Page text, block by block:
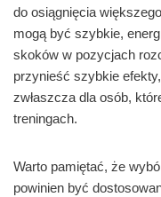
do osiągnięcia
mogą być szybkie,
skoków w pozycjach
przynieść szybkie
zwłaszcza dla osób,
treningach.
Warto pamiętać, że
powinien być